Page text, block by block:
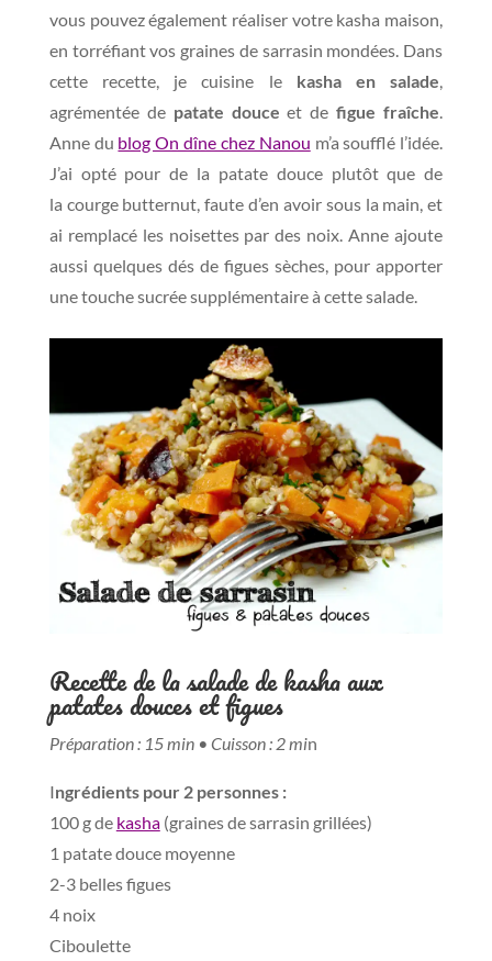
vous pouvez également réaliser votre kasha maison,
en torréfiant vos graines de sarrasin mondées. Dans
cette recette, je cuisine le kasha en salade,
agrémentée de patate douce et defigue fraîche.
Anne du blog On dîne chez Nanou m’a soufflé l’idée.
J’ai opté pour de la patate douce plutôt que de
la courge butternut, faute d’en avoir sous la main, et
ai remplacé les noisettes par des noix. Anne ajoute
aussi quelques dés de figues sèches, pour apporter
une touche sucrée supplémentaire à cette salade.
Recette de la salade de kasha aux
patates douces et figues
Préparation : 15 min • Cuisson : 2 min
Ingrédients pour 2 personnes :
100 g de kasha(graines de sarrasin grillées)
1 patate douce moyenne
2-3 belles figues
4 noix
Ciboulette